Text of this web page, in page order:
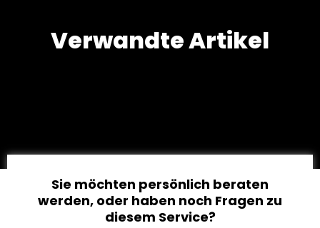
Verwandte Artikel
Sie möchten persönlich beraten
werden, oder haben noch Fragen zu
diesem Service?